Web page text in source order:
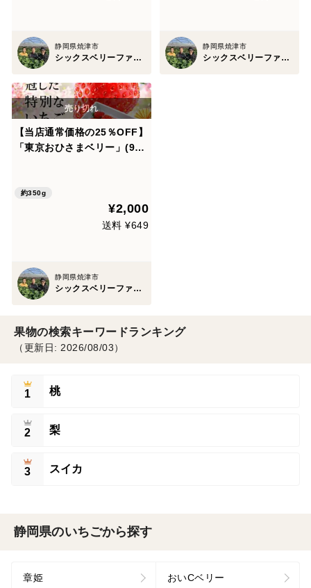
静岡県焼津市
シックスベリーファーマーズ 松田農園
静岡県焼津市
シックスベリーファーマーズ 松田農園
【当店通常価格の25％OFF】
「東京おひさまベリー」(9～
ブランド ギフト 果物 プレゼ
ント 贈り物 お礼品 御礼品 誕
約350g
¥2,000
送料 ¥649
静岡県焼津市
シックスベリーファーマーズ 松田農園
果物の検索キーワードランキング
（更新日: 2026/08/03）
1 桃
2 梨
3 スイカ
静岡県のいちごから探す
章姫 おいCベリー